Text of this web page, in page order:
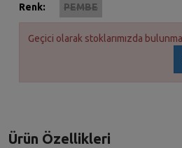
Renk: PEMBE
Geçici olarak stoklarımızda
Ürün Özellikleri